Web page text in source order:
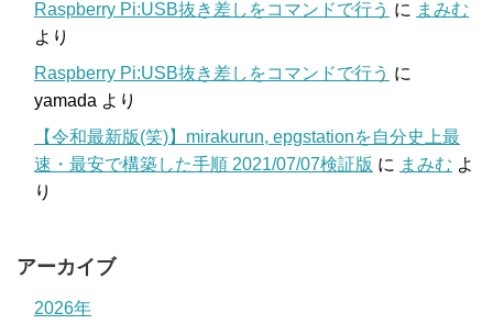
Raspberry Pi:USB抜き差しをコマンドで行う に まみむ
より
Raspberry Pi:USB抜き差しをコマンドで行う に
yamada より
【令和最新版(笑)】mirakurun, epgstationを自分史上最
速・最安で構築した手順 2021/07/07検証版 に まみむ よ
り
アーカイブ
2026年